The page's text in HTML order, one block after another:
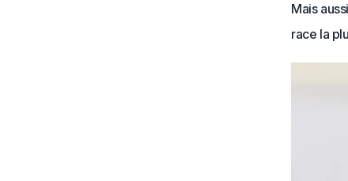
Mais
race la